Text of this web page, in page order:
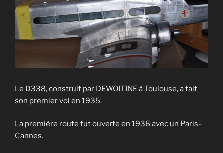
Le D338, construit par DEWOITINE à Toulouse, a fait
son premier vol en 1935.
La première route fut ouverte en 1936 avec un Paris-
Cannes.